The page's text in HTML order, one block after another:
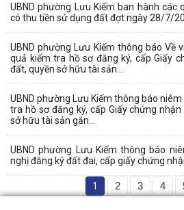
UBND phường Lưu Kiếm ban hành các
có thu tiền sử dụng đất đợt ngày 28/7/
UBND phường Lưu Kiếm thông báo Về
quả kiểm tra hồ sơ đăng ký, cấp Giấy
đất, quyền sở hữu tài sản...
UBND phường Lưu Kiếm thông báo
tra hồ sơ đăng ký, cấp Giấy chứng
sở hữu tài sản gắn...
UBND phường Lưu Kiếm thông báo
nghị đăng ký đất đai, cấp giấy chứng
1 2 3 4